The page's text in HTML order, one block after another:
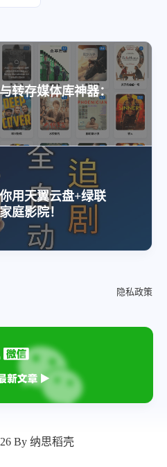
转存媒体库神器：
用天翼云盘+绿联
庭影院！
隐私政策
By 纳思稻壳